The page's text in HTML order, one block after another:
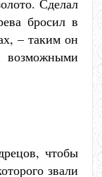
Сделал
бросил в
– таким он
возможными
чтобы
звали